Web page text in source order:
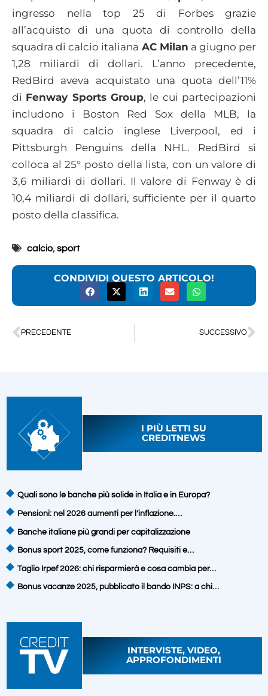
ingresso nella top 25 di Forbes grazie
all’acquisto di una quota di controllo della
squadra di calcio italiana AC Milan a giugno per
1,28 miliardi di dollari. L’anno precedente,
RedBird aveva acquistato una quota dell’11%
di Fenway Sports Group, le cui partecipazioni
includono i Boston Red Sox della MLB, la
squadra di calcio inglese Liverpool, ed i
Pittsburgh Penguins della NHL. RedBird si
colloca al 25° posto della lista, con un valore di
3,6 miliardi di dollari. Il valore di Fenway è di
10,4 miliardi di dollari, sufficiente per il quarto
posto della classifica.
calcio,sport
CONDIVIDI QUESTO ARTICOLO!
PRECEDENTE SUCCESSIVO
I PIÙ LETTI SU
CREDITNEWS
Quali sono le banche più solide in Italia e in Europa?
Pensioni: nel 2026 aumenti per l’inflazione.…
Banche italiane più grandi per capitalizzazione
Bonus sport 2025, come funziona? Requisiti e…
Taglio Irpef 2026: chi risparmierà e cosa cambia per…
Bonus vacanze 2025, pubblicato il bando INPS: a chi…
INTERVISTE, VIDEO,
APPROFONDIMENTI